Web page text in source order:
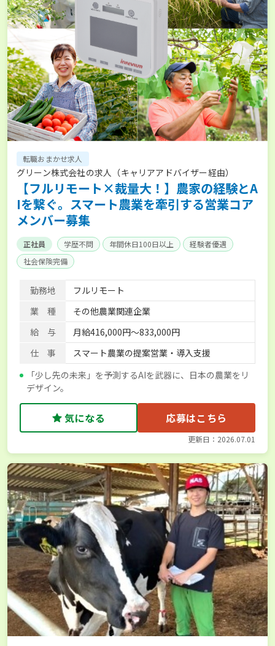
転職おまかせ求人
グリーン株式会社の求人（キャリアアドバイザー経由）
【フルリモート×裁量大！】農家の経験とA
Iを繋ぐ。スマート農業を牽引する営業コア
メンバー募集
正社員 学歴不問 年間休日100日以上
経験者優遇
社会保険完備
勤務地
フルリモート
業 種
その他農業関連企業
給 与
月給416,000円～833,000円
仕 事
スマート農業の提案営業・導入支援
「少し先の未来」を予測するAIを武器に、日本の農業をリ
デザイン。
気になる 応募はこちら
更新日：2026.07.01